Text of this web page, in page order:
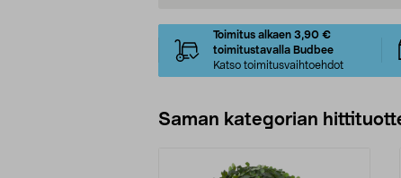
Toimitus alkaen 3,90 €
toimitustavalla Budbee
Katso toimitusvaihtoehdot
Saman kategorian